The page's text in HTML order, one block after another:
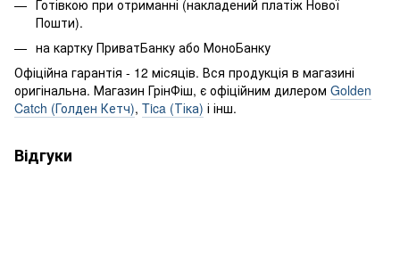
Готівкою при отриманні (накладений платіж Нової
Пошти).
на картку ПриватБанку або МоноБанку
Офіційна гарантія - 12 місяців. Вся продукція в магазині
оригінальна. Магазин ГрінФіш, є офіційним дилером Golden
Catch (Голден Кетч), Tica (Тіка) і інш.
Відгуки